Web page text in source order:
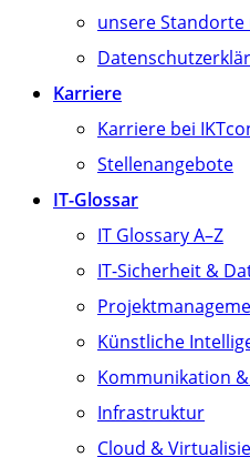
unsere
Karriere
Karriere bei
Stellenangebote
IT-Glossar
IT Glossary A–Z
IT-Sicherheit &
Künstliche
Kommunikation
Infrastruktur
Cloud &